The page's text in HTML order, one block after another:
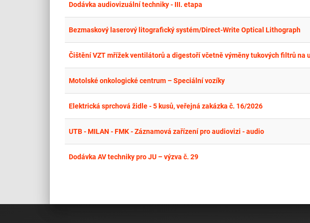
Dodávka audiovizuální techniky - III. etapa
Bezmaskový laserový litografický systém/Direct-Write Optical Lithograph
Motolské onkologické centrum – Speciální vozíky
Elektrická sprchová židle - 5 kusů, veřejná zakázka č. 16/2026
UTB - MILAN - FMK - Záznamová zařízení pro audiovizi - audio
Dodávka AV techniky pro JU – výzva č. 29